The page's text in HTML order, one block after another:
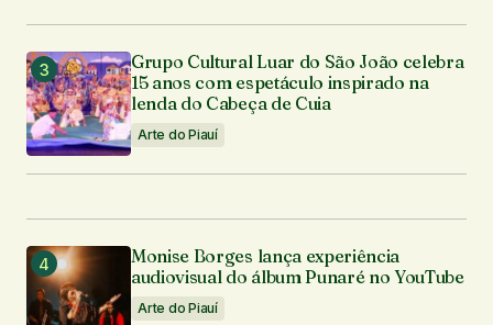
Grupo Cultural Luar do São João celebra
15 anos com espetáculo inspirado na
lenda do Cabeça de Cuia
Arte do Piauí
Monise Borges lança experiência
audiovisual do álbum Punaré no YouTube
Arte do Piauí